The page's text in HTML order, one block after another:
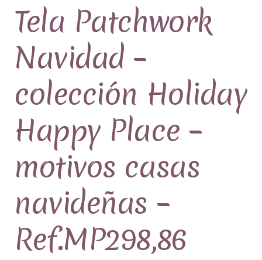
Tela Patchwork
Navidad –
colección Holiday
Happy Place –
motivos casas
navideñas –
Ref.MP298,86